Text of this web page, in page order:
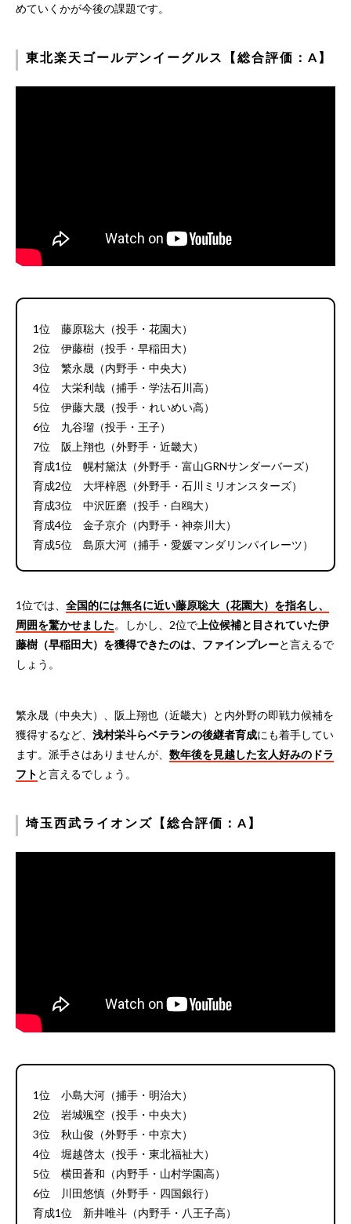
めていくかが今後の課題です。
東北楽天ゴールデンイーグルス【総合評価：A】
1位 藤原聡大（投手・花園大）
2位 伊藤樹（投手・早稲田大）
3位 繁永晟（内野手・中央大）
4位 大栄利哉（捕手・学法石川高）
5位 伊藤大晟（投手・れいめい高）
6位 九谷瑠（投手・王子）
7位 阪上翔也（外野手・近畿大）
育成1位 幌村黛汰（外野手・富山GRNサンダーバーズ）
育成2位 大坪梓恩（外野手・石川ミリオンスターズ）
育成3位 中沢匠磨（投手・白鴎大）
育成4位 金子京介（内野手・神奈川大）
育成5位 島原大河（捕手・愛媛マンダリンパイレーツ）
1位では、 全国的には無名に近い藤原聡大（花園大）を指名し、
周囲を驚かせました。しかし、2位で 上位候補と目されていた伊
藤樹（早稲田大）を獲得できたのは、ファインプレーと言えるで
しょう。
繁永晟（中央大）、阪上翔也（近畿大）と内外野の即戦力候補を
獲得するなど、 浅村栄斗らベテランの後継者育成にも着手してい
ます。派手さはありませんが、 数年後を見越した玄人好みのドラ
フト と言えるでしょう。
埼玉西武ライオンズ【総合評価：A】
1位 小島大河（捕手・明治大）
2位 岩城颯空（投手・中央大）
3位 秋山俊（外野手・中京大）
4位 堀越啓太（投手・東北福祉大）
5位 横田蒼和（内野手・山村学園高）
6位 川田悠慎（外野手・四国銀行）
育成1位 新井唯斗（内野手・八王子高）